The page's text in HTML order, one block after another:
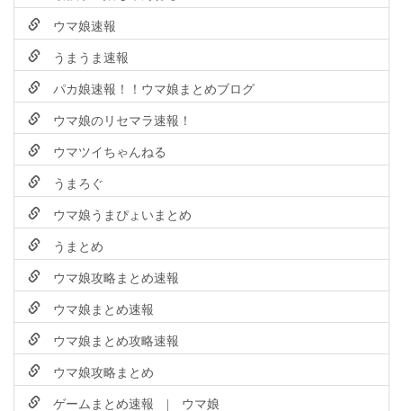
ウマ娘速報
うまうま速報
パカ娘速報！！ウマ娘まとめブログ
ウマ娘のリセマラ速報！
ウマツイちゃんねる
うまろぐ
ウマ娘うまぴょいまとめ
うまとめ
ウマ娘攻略まとめ速報
ウマ娘まとめ速報
ウマ娘まとめ攻略速報
ウマ娘攻略まとめ
ゲームまとめ速報 | ウマ娘